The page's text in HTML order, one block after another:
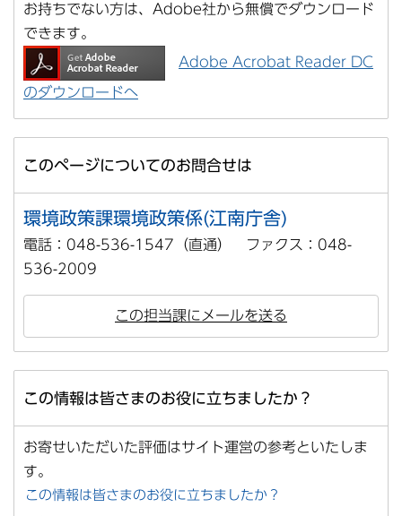
お持ちでない方は、Adobe社から無償でダウンロード
できます。
Adobe Acrobat Reader DC
のダウンロードへ
このページについてのお問合せは
環境政策課環境政策係(江南庁舎)
電話：048-536-1547（直通） ファクス：048-
536-2009
この担当課にメールを送る
この情報は皆さまのお役に立ちましたか？
お寄せいただいた評価はサイト運営の参考といたしま
す。
この情報は皆さまのお役に立ちましたか？